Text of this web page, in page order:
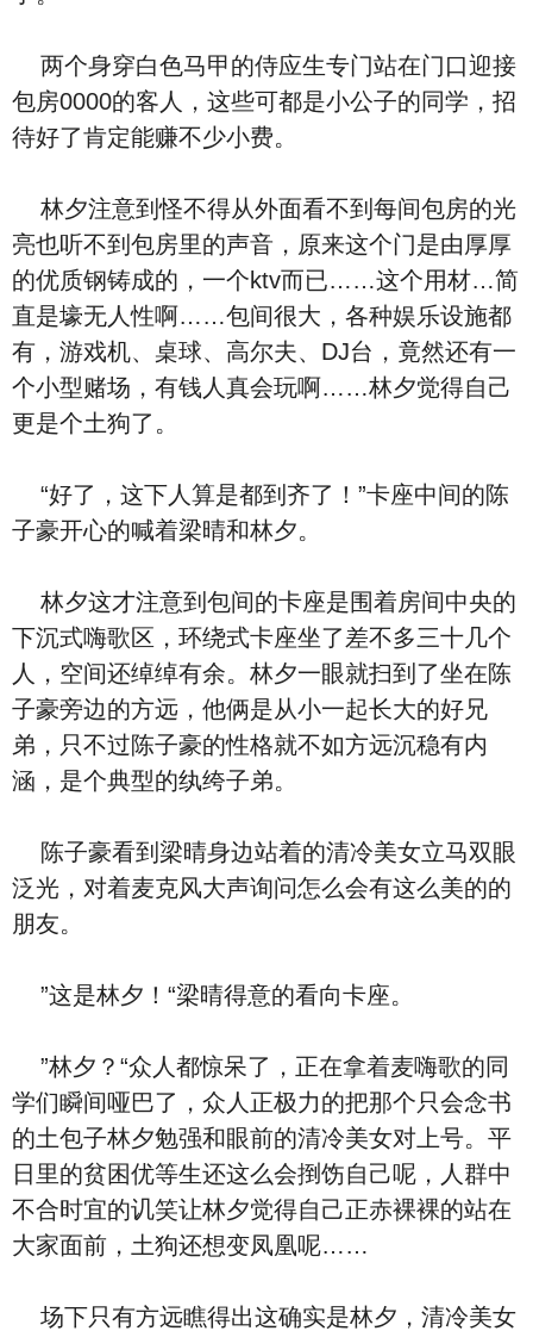
两个身穿白色马甲的侍应生专门站在门口迎接
包房0000的客人，这些可都是小公子的同学，招
待好了肯定能赚不少小费。
林夕注意到怪不得从外面看不到每间包房的光
亮也听不到包房里的声音，原来这个门是由厚厚
的优质钢铸成的，一个ktv而已……这个用材…简
直是壕无人性啊……包间很大，各种娱乐设施都
有，游戏机、桌球、高尔夫、DJ台，竟然还有一
个小型赌场，有钱人真会玩啊……林夕觉得自己
更是个土狗了。
“好了，这下人算是都到齐了！”卡座中间的陈
子豪开心的喊着梁晴和林夕。
林夕这才注意到包间的卡座是围着房间中央的
下沉式嗨歌区，环绕式卡座坐了差不多三十几个
人，空间还绰绰有余。林夕一眼就扫到了坐在陈
子豪旁边的方远，他俩是从小一起长大的好兄
弟，只不过陈子豪的性格就不如方远沉稳有内
涵，是个典型的纨绔子弟。
陈子豪看到梁晴身边站着的清冷美女立马双眼
泛光，对着麦克风大声询问怎么会有这么美的的
朋友。
”这是林夕！“梁晴得意的看向卡座。
”林夕？“众人都惊呆了，正在拿着麦嗨歌的同
学们瞬间哑巴了，众人正极力的把那个只会念书
的土包子林夕勉强和眼前的清冷美女对上号。平
日里的贫困优等生还这么会捯饬自己呢，人群中
不合时宜的讥笑让林夕觉得自己正赤裸裸的站在
大家面前，土狗还想变凤凰呢……
场下只有方远瞧得出这确实是林夕，清冷美女